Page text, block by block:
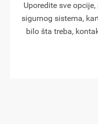
Uporedite sve
sigurnog sistema,
bilo šta treba,